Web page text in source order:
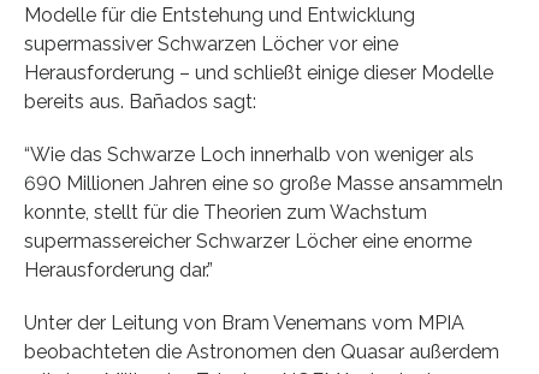
Modelle für die Entstehung und Entwicklung
supermassiver Schwarzen Löcher vor eine
Herausforderung – und schließt einige dieser Modelle
bereits aus. Bañados sagt:
“Wie das Schwarze Loch innerhalb von weniger als
690 Millionen Jahren eine so große Masse ansammeln
konnte, stellt für die Theorien zum Wachstum
supermassereicher Schwarzer Löcher eine enorme
Herausforderung dar.”
Unter der Leitung von Bram Venemans vom MPIA
beobachteten die Astronomen den Quasar außerdem